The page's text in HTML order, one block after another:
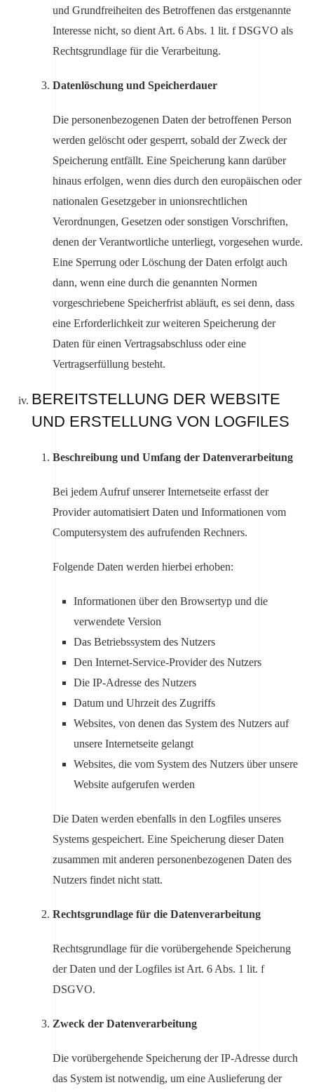
und Grundfreiheiten des Betroffenen das erstgenannte
Interesse nicht, so dient Art. 6 Abs. 1 lit. f DSGVO als
Rechtsgrundlage für die Verarbeitung.
Datenlöschung und Speicherdauer
Die personenbezogenen Daten der betroffenen Person
werden gelöscht oder gesperrt, sobald der Zweck der
Speicherung entfällt. Eine Speicherung kann darüber
hinaus erfolgen, wenn dies durch den europäischen oder
nationalen Gesetzgeber in unionsrechtlichen
Verordnungen, Gesetzen oder sonstigen Vorschriften,
denen der Verantwortliche unterliegt, vorgesehen wurde.
Eine Sperrung oder Löschung der Daten erfolgt auch
dann, wenn eine durch die genannten Normen
vorgeschriebene Speicherfrist abläuft, es sei denn, dass
eine Erforderlichkeit zur weiteren Speicherung der
Daten für einen Vertragsabschluss oder eine
Vertragserfüllung besteht.
BEREITSTELLUNG DER WEBSITE
UND ERSTELLUNG VON LOGFILES
Beschreibung und Umfang der Datenverarbeitung
Bei jedem Aufruf unserer Internetseite erfasst der
Provider automatisiert Daten und Informationen vom
Computersystem des aufrufenden Rechners.
Folgende Daten werden hierbei erhoben:
Informationen über den Browsertyp und die
verwendete Version
Das Betriebssystem des Nutzers
Den Internet-Service-Provider des Nutzers
Die IP-Adresse des Nutzers
Datum und Uhrzeit des Zugriffs
Websites, von denen das System des Nutzers auf
unsere Internetseite gelangt
Websites, die vom System des Nutzers über unsere
Website aufgerufen werden
Die Daten werden ebenfalls in den Logfiles unseres
Systems gespeichert. Eine Speicherung dieser Daten
zusammen mit anderen personenbezogenen Daten des
Nutzers findet nicht statt.
Rechtsgrundlage für die Datenverarbeitung
Rechtsgrundlage für die vorübergehende Speicherung
der Daten und der Logfiles ist Art. 6 Abs. 1 lit. f
DSGVO.
Zweck der Datenverarbeitung
Die vorübergehende Speicherung der IP-Adresse durch
das System ist notwendig, um eine Auslieferung der